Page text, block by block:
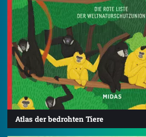
Atlas der bedrohten Tiere